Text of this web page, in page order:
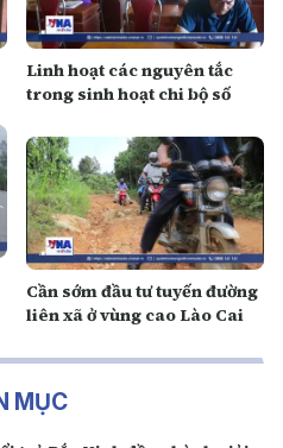
Linh hoạt các nguyên tắc
trong sinh hoạt chi bộ số
Cần sớm đầu tư tuyến đường
liên xã ở vùng cao Lào Cai
MỤC